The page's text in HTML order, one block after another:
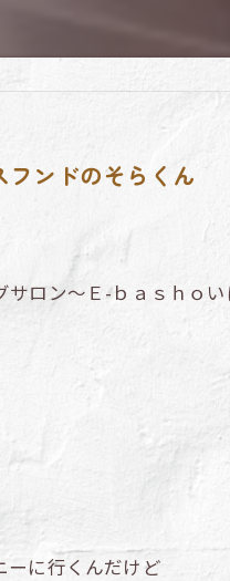
フンドのそらくん
サロン～Ｅ-ｂａｓｈｏ
ーに行くんだけど